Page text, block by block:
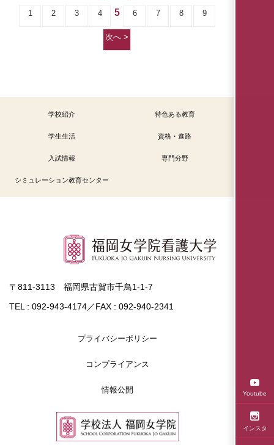
Youtube
インスタ
1 2 3 4 5 6 7 8 9
次へ >
学校紹介 特色ある教育
学生生活 資格・進路
入試情報 専門分野
シミュレーション教育センター
〒811-3113 福岡県古賀市千鳥1-1-7
TEL : 092-943-4174／FAX : 092-940-2341
プライバシーポリシー
コンプライアンス
情報公開